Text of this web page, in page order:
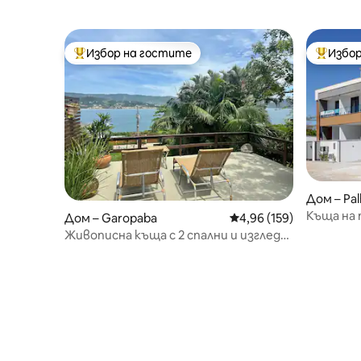
Най-популярен избор на гостите
Избор на гостите
Дом – Garopaba Средна оценка: 4,96
4,96 (159)
Живописна къща с 2 спални и изглед
Най-
Дом –
Къща на